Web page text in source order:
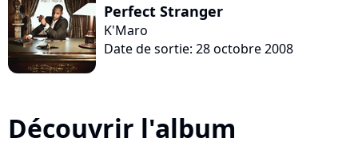
Perfect Stranger
K'Maro
Date de sortie: 28 octobre 2008
Découvrir l'album